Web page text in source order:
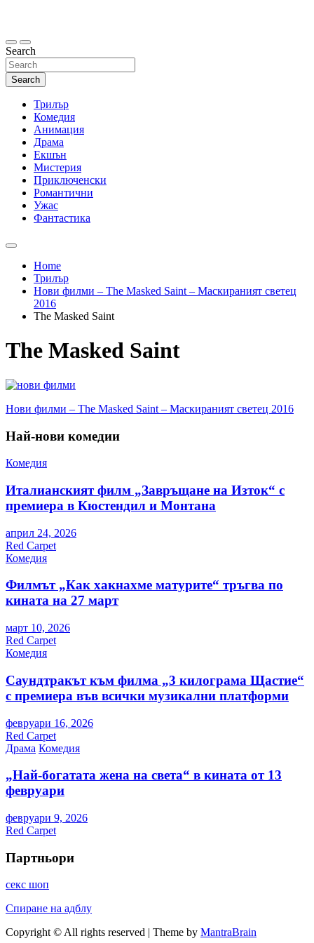
Search
Search
Трилър
Комедия
Анимация
Драма
Екшън
Мистерия
Приключенски
Романтични
Ужас
Фантастика
Home
Трилър
Нови филми – The Masked Saint – Маскираният светец
2016
The Masked Saint
The Masked Saint
Навигация
Нови филми – The Masked Saint – Маскираният светец 2016
Най-нови комедии
Комедия
Италианският филм „Завръщане на Изток“ с
премиера в Кюстендил и Монтана
април 24, 2026
Red Carpet
Комедия
Филмът „Как хакнахме матурите“ тръгва по
кината на 27 март
март 10, 2026
Red Carpet
Комедия
Саундтракът към филма „3 килограма Щастие“
с премиера във всички музикални платформи
февруари 16, 2026
Red Carpet
Драма Комедия
„Най-богатата жена на света“ в кината от 13
февруари
февруари 9, 2026
Red Carpet
Партньори
секс шоп
Спиране на адблу
Copyright © All rights reserved | Theme by MantraBrain